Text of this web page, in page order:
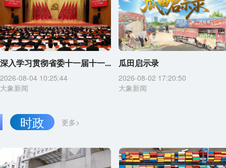
深入学习贯彻省委十一届十一...
2026-08-04 10:25:44
大象新闻
瓜田启示录
2026-08-02 17:20:50
大象新闻
更多>
时政